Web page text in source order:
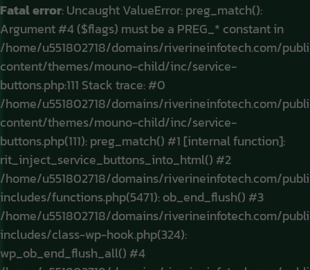
Fatal error: Uncaught ValueError: preg_match():
Argument #4 ($flags) must be a PREG_* constant in
/home/u551802718/domains/riverineinfotech.com/
content/themes/mouno-child/inc/service-
buttons.php:111 Stack trace: #0
/home/u551802718/domains/riverineinfotech.com/
content/themes/mouno-child/inc/service-
buttons.php(111): preg_match() #1 [internal function]:
rit_inject_service_buttons_into_html() #2
/home/u551802718/domains/riverineinfotech.com/
includes/functions.php(5471): ob_end_flush() #3
/home/u551802718/domains/riverineinfotech.com/
includes/class-wp-hook.php(324):
wp_ob_end_flush_all() #4